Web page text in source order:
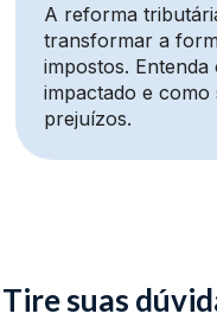
A reforma
transformar a
impostos.
impactado e
prejuízos.
Tire suas